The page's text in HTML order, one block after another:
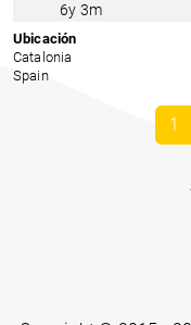
6y 3m
Ubicación
Catalonia
Spain
1